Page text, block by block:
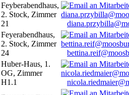
Feyberabendhaus,
2. Stock, Zimmer
21
Feyerabendhaus,
2. Stock, Zimmer
24
Huber-Haus, 1.
OG, Zimmer
H1.1